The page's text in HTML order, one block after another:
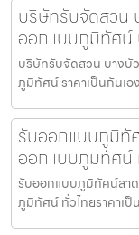
บริษัทรับจัดสวน
ออกแบบภูมิทัศน์
บริษัทรับจัดสวน บาง
ภูมิทัศน์ ราคาเป็นกันเ
รับออกแบบภูมิทั
ออกแบบภูมิทัศน์
รับออกแบบภูมิทัศน์ลา
ภูมิทัศน์ ทั่วไทยราคาเ